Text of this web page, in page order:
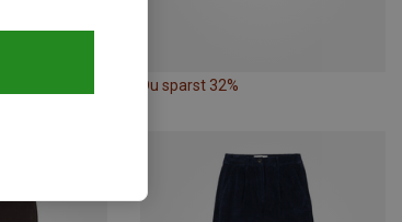
Du sparst 32%